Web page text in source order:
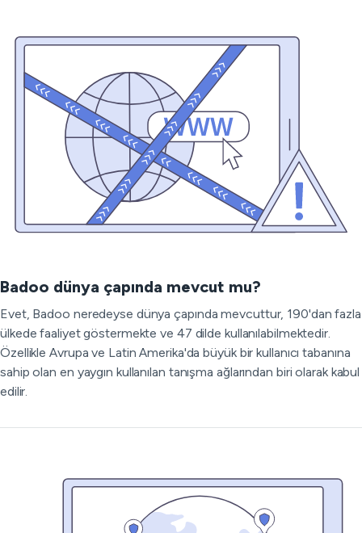
Badoo dünya çapında mevcut mu?
Evet, Badoo neredeyse dünya çapında mevcuttur, 190'dan fazla
ülkede faaliyet göstermekte ve 47 dilde kullanılabilmektedir.
Özellikle Avrupa ve Latin Amerika'da büyük bir kullanıcı tabanına
sahip olan en yaygın kullanılan tanışma ağlarından biri olarak kabul
edilir.